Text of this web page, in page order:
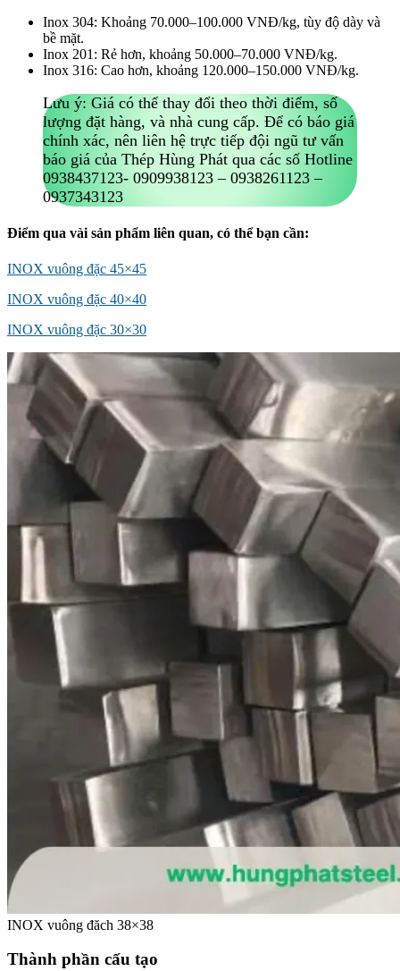
Inox 304: Khoảng 70.000–100.000 VNĐ/kg, tùy độ dày và
bề mặt.
Inox 201: Rẻ hơn, khoảng 50.000–70.000 VNĐ/kg.
Inox 316: Cao hơn, khoảng 120.000–150.000 VNĐ/kg.
Lưu ý: Giá có thể thay đổi theo thời điểm, số
lượng đặt hàng, và nhà cung cấp. Để có báo giá
chính xác, nên liên hệ trực tiếp đội ngũ tư vấn
báo giá của Thép Hùng Phát qua các số Hotline
0938437123- 0909938123 – 0938261123 –
0937343123
Điểm qua vài sản phẩm liên quan, có thể bạn cần:
INOX vuông đặc 45×45
INOX vuông đặc 40×40
INOX vuông đặc 30×30
INOX vuông đăch 38×38
Thành phần cấu tạo